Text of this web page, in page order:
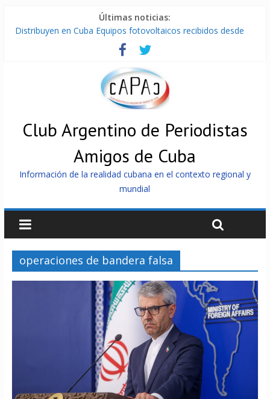
Últimas noticias:
Distribuyen en Cuba Equipos fotovoltaicos recibidos desde
La ONU condena medidas de EE.UU contra Cuba
Cuba alerta sobre doctrina militar de dominación de EEUU
Nuevas sanciones de EEUU contra Cuba apuntan a la
cooperación militar con Rusia y China
Brutal represión contra los que marchan para que no se
venda la patria
Club Argentino de Periodistas
Amigos de Cuba
Información de la realidad cubana en el contexto regional y
mundial
operaciones de bandera falsa